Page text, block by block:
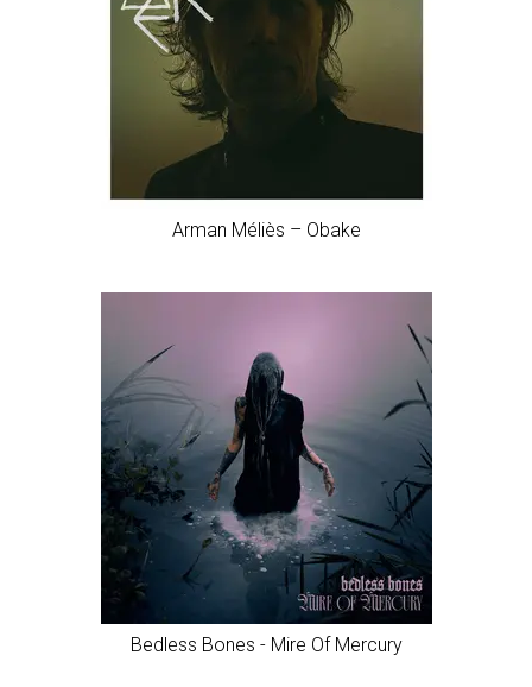
Bedless Bones - Mire Of Mercury